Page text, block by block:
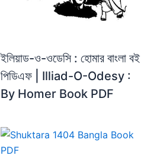
ইলিয়াড-ও-ওডেসি : হোমার বাংলা বই
পিডিএফ | Illiad-O-Odesy :
By Homer Book PDF